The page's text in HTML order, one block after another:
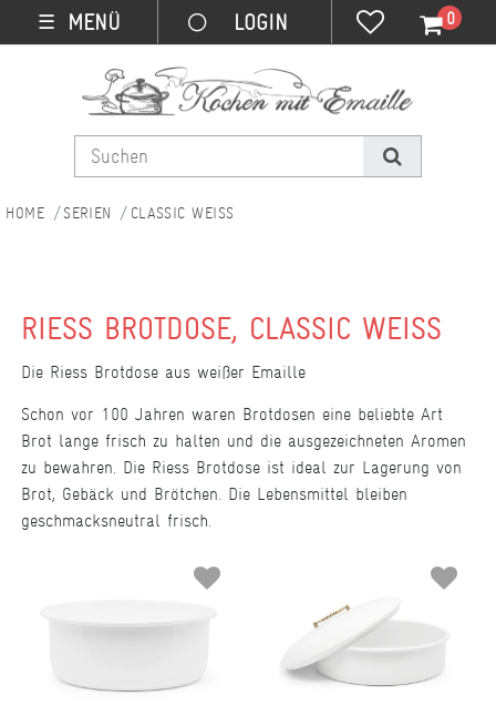
☰ MENÜ 0
SERIEN CLASSIC WEISS
RIESS BROTDOSE, CLASSIC WEISS
Die Riess Brotdose aus weißer Emaille
Schon vor 100 Jahren waren Brotdosen eine beliebte Art
Brot lange frisch zu halten und die ausgezeichneten Aromen
zu bewahren. Die Riess Brotdose ist ideal zur Lagerung von
Brot, Gebäck und Brötchen. Die Lebensmittel bleiben
geschmacksneutral frisch.